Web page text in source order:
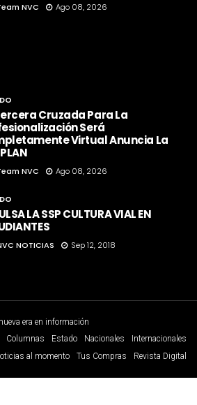
NVC Ago 08, 2026
Cruzada Para La
Será
Virtual Anuncia La
NVC Ago 08, 2026
LA SSP CULTURA VIAL EN
NOTICIAS Sep 12, 2018
era en información
Columnas Estado Nacionales
Internacionales
al momento
Tus Compras Revista Digital